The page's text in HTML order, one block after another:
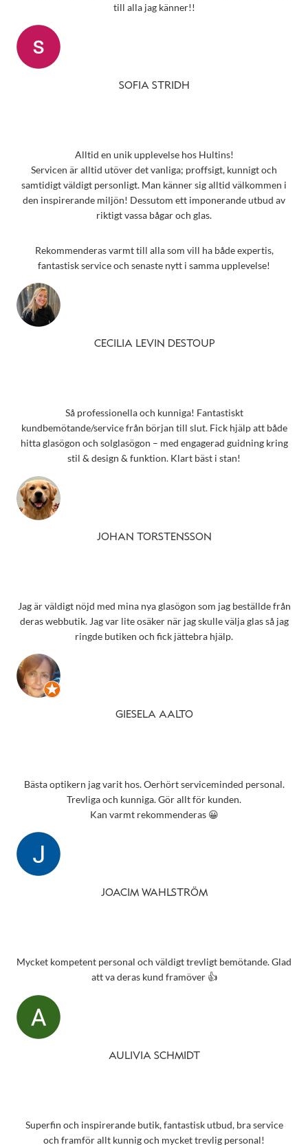
till alla jag känner!!
SOFIA STRIDH
Alltid en unik upplevelse hos Hultins!
Servicen är alltid utöver det vanliga; proffsigt, kunnigt och
samtidigt väldigt personligt. Man känner sig alltid välkommen i
den inspirerande miljön! Dessutom ett imponerande utbud av
riktigt vassa bågar och glas.
Rekommenderas varmt till alla som vill ha både expertis,
fantastisk service och senaste nytt i samma upplevelse!
CECILIA LEVIN DESTOUP
Så professionella och kunniga! Fantastiskt
kundbemötande/service från början till slut. Fick hjälp att både
hitta glasögon och solglasögon – med engagerad guidning kring
stil & design & funktion. Klart bäst i stan!
JOHAN TORSTENSSON
Jag är väldigt nöjd med mina nya glasögon som jag beställde från
deras webbutik. Jag var lite osäker när jag skulle välja glas så jag
ringde butiken och fick jättebra hjälp.
GIESELA AALTO
Bästa optikern jag varit hos. Oerhört serviceminded personal.
Trevliga och kunniga. Gör allt för kunden.
Kan varmt rekommenderas 😀
JOACIM WAHLSTRÖM
Mycket kompetent personal och väldigt trevligt bemötande. Glad
att va deras kund framöver 👍
AULIVIA SCHMIDT
Superfin och inspirerande butik, fantastisk utbud, bra service
och framför allt kunnig och mycket trevlig personal!